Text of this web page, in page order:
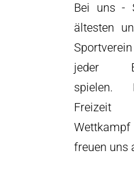
Bei uns -
ältesten
jeder
spielen.
freuen uns